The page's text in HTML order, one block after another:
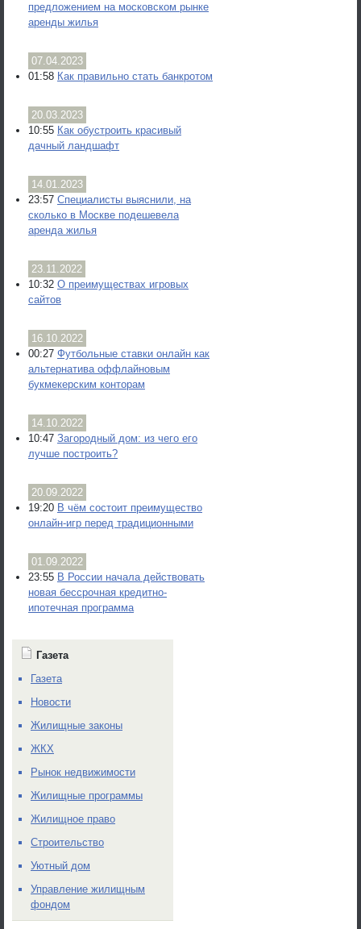
предложением на московском рынке
аренды жилья
07.04.2023
01:58 Как правильно стать банкротом
20.03.2023
10:55 Как обустроить красивый
дачный ландшафт
14.01.2023
23:57 Специалисты выяснили, на
сколько в Москве подешевела
аренда жилья
23.11.2022
10:32 О преимуществах игровых
сайтов
16.10.2022
00:27 Футбольные ставки онлайн как
альтернатива оффлайновым
букмекерским конторам
14.10.2022
10:47 Загородный дом: из чего его
лучше построить?
20.09.2022
19:20 В чём состоит преимущество
онлайн-игр перед традиционными
01.09.2022
23:55 В России начала действовать
новая бессрочная кредитно-
ипотечная программа
Газета
Газета
Новости
Жилищные законы
ЖКХ
Рынок недвижимости
Жилищные программы
Жилищное право
Строительство
Уютный дом
Управление жилищным
фондом